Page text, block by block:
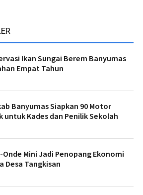
Ikan Sungai Berem Banyumas
Empat Tahun
Banyumas Siapkan 90 Motor
untuk Kades dan Penilik Sekolah
Onde Mini Jadi Penopang Ekonomi
Desa Tangkisan